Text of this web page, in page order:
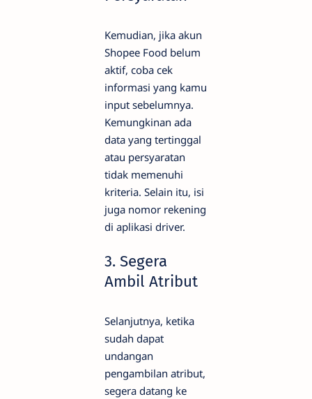
Kemudian, jika akun
Shopee Food belum
aktif, coba cek
informasi yang kamu
input sebelumnya.
Kemungkinan ada
data yang tertinggal
atau persyaratan
tidak memenuhi
kriteria. Selain itu, isi
juga nomor rekening
di aplikasi driver.
3. Segera
Ambil Atribut
Selanjutnya, ketika
sudah dapat
undangan
pengambilan atribut,
segera datang ke